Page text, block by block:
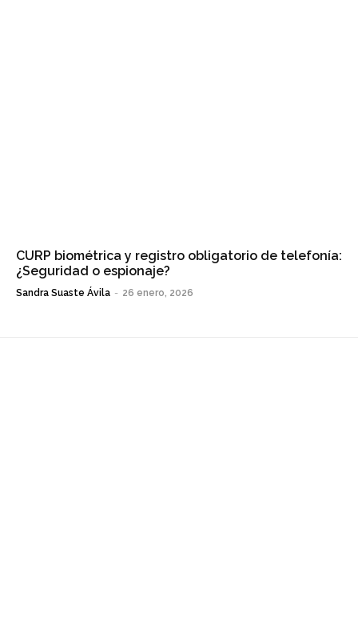
CURP biométrica y registro obligatorio de telefonía:
¿Seguridad o espionaje?
Sandra Suaste Ávila - 26 enero, 2026